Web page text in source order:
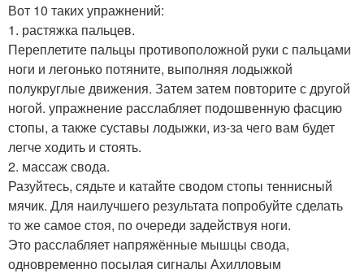
Вот 10 таких упражнений:
1. растяжка пальцев.
Переплетите пальцы противоположной руки с пальцами
ноги и легонько потяните, выполняя лодыжкой
полукруглые движения. Затем затем повторите с другой
ногой. упражнение расслабляет подошвенную фасцию
стопы, а также суставы лодыжки, из-за чего вам будет
легче ходить и стоять.
2. массаж свода.
Разуйтесь, сядьте и катайте сводом стопы теннисный
мячик. Для наилучшего результата попробуйте сделать
то же самое стоя, по очереди задействуя ноги.
Это расслабляет напряжённые мышцы свода,
одновременно посылая сигналы Ахилловым